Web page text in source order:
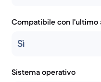
Compatibile con l'ultimo
Sì
Sistema operativo